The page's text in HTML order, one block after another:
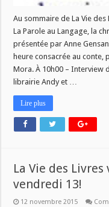
Au sommaire de La Vie
La Parole au Langage, la
présentée par Anne
heure consacrée au conte,
Mora. À 10h00 – Interview
librairie Andy et …
Lire plus
La Vie des
vendredi 13!
12 novembre 2015